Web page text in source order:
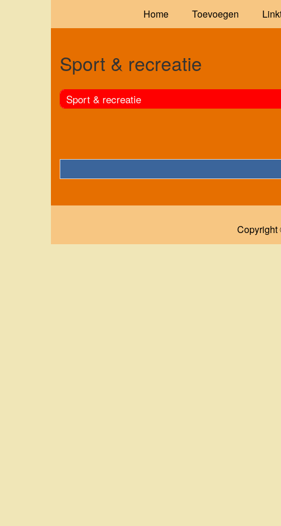
Home Toevoegen
Sport & recreatie
Sport & recreatie
Copyright